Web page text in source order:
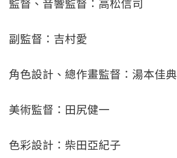
監督、音響監督：高松信司
副監督：吉村愛
角色設計、總作畫監督：湯本佳典
美術監督：田尻健一
色彩設計：柴田亞紀子